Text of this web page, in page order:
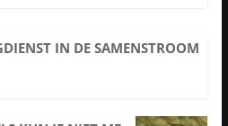
IN DE SAMENSTROOM